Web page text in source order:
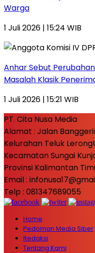
Warga
1 Juli 2026 | 15:24 WIB
Anhar Sebut
Masalah Klasik
1 Juli 2026 | 15:21 WIB
PT. Cita Nusa Media
Alamat : Jalan
Kelurahan Teluk
Kecamatan Sungai
Provinsi Kalimantan
Email :
Telp : 081347689055
Home
Pedoman Media Siber
Redaksi
Tentang Kami